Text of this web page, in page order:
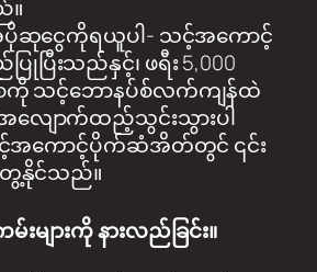
။
ဆုငွေကိုရယူပါ- သင့်အကောင့်
ပြီးသည်နှင့်၊ ဖရီး 5,000
ကို သင့်ဘောနပ်စ်လက်ကျန်ထဲ
ျောက်ထည့်သွင်းသွားပါ
အကောင့်ပိုက်ဆံအိတ်တွင် ၎င်း
နိုင်သည်။
းများကို နားလည်ခြင်း။